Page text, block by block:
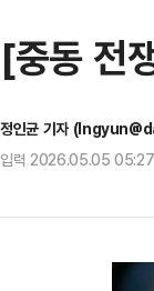
[중동 전
정인균 기자
입력 2026.05.05